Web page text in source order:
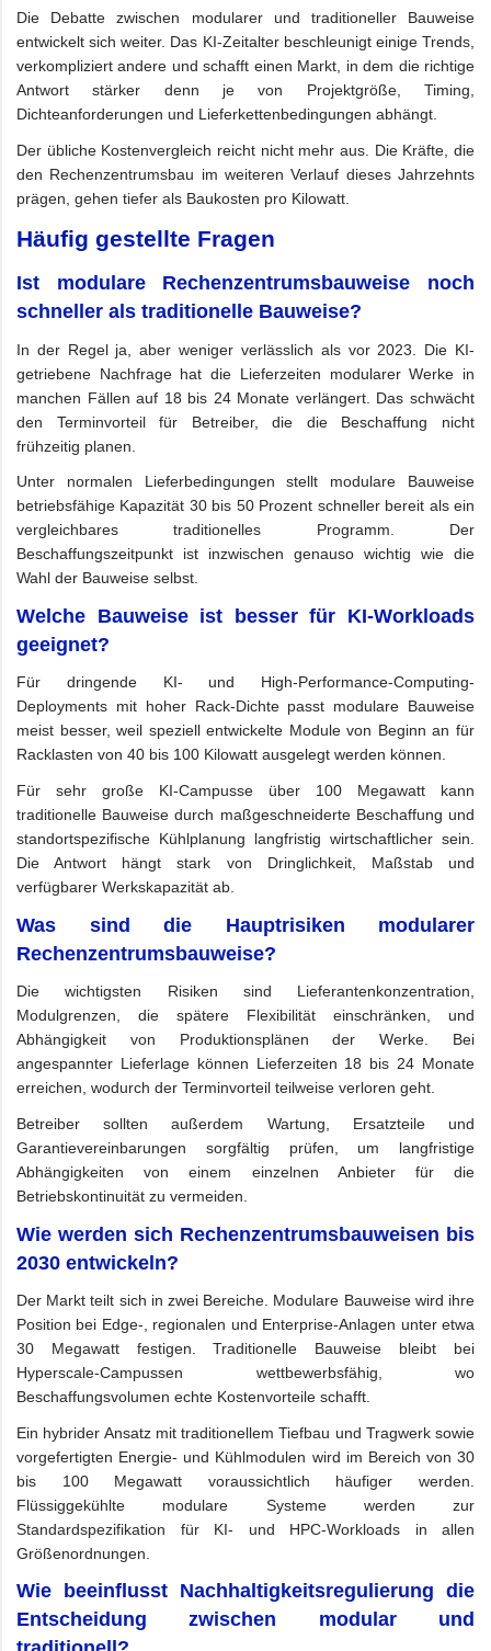
Die Debatte zwischen modularer und traditioneller Bauweise
entwickelt sich weiter. Das KI-Zeitalter beschleunigt einige Trends,
verkompliziert andere und schafft einen Markt, in dem die richtige
Antwort stärker denn je von Projektgröße, Timing,
Dichteanforderungen und Lieferkettenbedingungen abhängt.
Der übliche Kostenvergleich reicht nicht mehr aus. Die Kräfte, die
den Rechenzentrumsbau im weiteren Verlauf dieses Jahrzehnts
prägen, gehen tiefer als Baukosten pro Kilowatt.
Häufig gestellte Fragen
Ist modulare Rechenzentrumsbauweise noch
schneller als traditionelle Bauweise?
In der Regel ja, aber weniger verlässlich als vor 2023. Die KI-
getriebene Nachfrage hat die Lieferzeiten modularer Werke in
manchen Fällen auf 18 bis 24 Monate verlängert. Das schwächt
den Terminvorteil für Betreiber, die die Beschaffung nicht
frühzeitig planen.
Unter normalen Lieferbedingungen stellt modulare Bauweise
betriebsfähige Kapazität 30 bis 50 Prozent schneller bereit als ein
vergleichbares traditionelles Programm. Der
Beschaffungszeitpunkt ist inzwischen genauso wichtig wie die
Wahl der Bauweise selbst.
Welche Bauweise ist besser für KI-Workloads
geeignet?
Für dringende KI- und High-Performance-Computing-
Deployments mit hoher Rack-Dichte passt modulare Bauweise
meist besser, weil speziell entwickelte Module von Beginn an für
Racklasten von 40 bis 100 Kilowatt ausgelegt werden können.
Für sehr große KI-Campusse über 100 Megawatt kann
traditionelle Bauweise durch maßgeschneiderte Beschaffung und
standortspezifische Kühlplanung langfristig wirtschaftlicher sein.
Die Antwort hängt stark von Dringlichkeit, Maßstab und
verfügbarer Werkskapazität ab.
Was sind die Hauptrisiken modularer
Rechenzentrumsbauweise?
Die wichtigsten Risiken sind Lieferantenkonzentration,
Modulgrenzen, die spätere Flexibilität einschränken, und
Abhängigkeit von Produktionsplänen der Werke. Bei
angespannter Lieferlage können Lieferzeiten 18 bis 24 Monate
erreichen, wodurch der Terminvorteil teilweise verloren geht.
Betreiber sollten außerdem Wartung, Ersatzteile und
Garantievereinbarungen sorgfältig prüfen, um langfristige
Abhängigkeiten von einem einzelnen Anbieter für die
Betriebskontinuität zu vermeiden.
Wie werden sich Rechenzentrumsbauweisen bis
2030 entwickeln?
Der Markt teilt sich in zwei Bereiche. Modulare Bauweise wird ihre
Position bei Edge-, regionalen und Enterprise-Anlagen unter etwa
30 Megawatt festigen. Traditionelle Bauweise bleibt bei
Hyperscale-Campussen wettbewerbsfähig, wo
Beschaffungsvolumen echte Kostenvorteile schafft.
Ein hybrider Ansatz mit traditionellem Tiefbau und Tragwerk sowie
vorgefertigten Energie- und Kühlmodulen wird im Bereich von 30
bis 100 Megawatt voraussichtlich häufiger werden.
Flüssiggekühlte modulare Systeme werden zur
Standardspezifikation für KI- und HPC-Workloads in allen
Größenordnungen.
Wie beeinflusst Nachhaltigkeitsregulierung die
Entscheidung zwischen modular und